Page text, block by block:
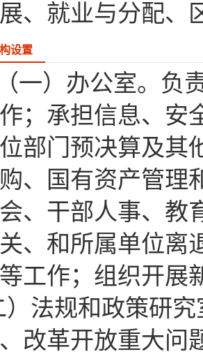
、就业与分配、
设置
（一）办公室。负
；承担信息、安
部门预决算及其
、国有资产管理
、干部人事、教
、和所属单位离
工作；组织开展
）法规和政策研
改革开放重大问